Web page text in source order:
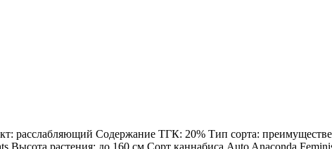
расслабляющий Содержание ТГК: 20% Тип сорта:
Высота растения: до 160 см Сорт каннабиса Auto Anaconda